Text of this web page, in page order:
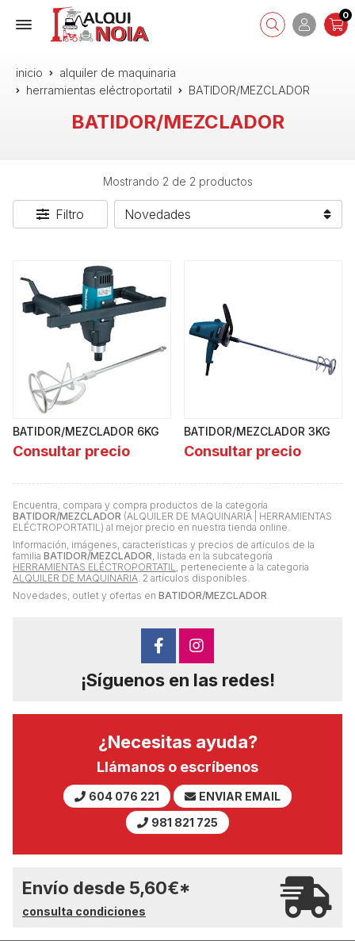
0
inicio
alquiler de maquinaria
herramientas eléctroportatil
BATIDOR/MEZCLADOR
BATIDOR/MEZCLADOR
Encuentra, compara y compra productos de la categoría
BATIDOR/MEZCLADOR (ALQUILER DE MAQUINARIA | HERRAMIENTAS
ELÉCTROPORTATIL) al mejor precio en nuestra tienda online.
Información, imágenes, características y precios de artículos de la
familia BATIDOR/MEZCLADOR, listada en la subcategoría
HERRAMIENTAS ELÉCTROPORTATIL, perteneciente a la categoría
ALQUILER DE MAQUINARIA. 2 artículos disponibles.
Novedades, outlet y ofertas en BATIDOR/MEZCLADOR.
Mostrando 2 de 2 productos
Filtro
BATIDOR/MEZCLADOR 6KG
Consultar precio
BATIDOR/MEZCLADOR 3KG
Consultar precio
¡Síguenos en las redes!
¿Necesitas ayuda?
Llámanos o escríbenos
604 076 221
ENVIAR EMAIL
981 821 725
Envío desde 5,60€*
consulta condiciones